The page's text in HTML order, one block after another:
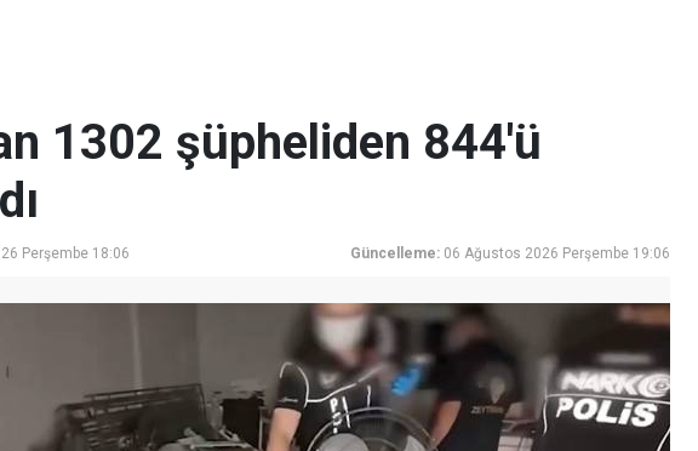
1302 şüpheliden 844'ü
Perşembe 18:06 Güncelleme: 06 Ağustos 2026 Perşembe 19:06